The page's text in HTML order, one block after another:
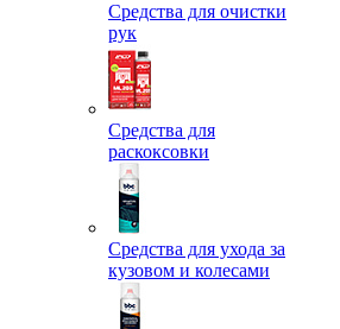
Средства для очистки
рук
Средства для
раскоксовки
Средства для ухода за
кузовом и колесами